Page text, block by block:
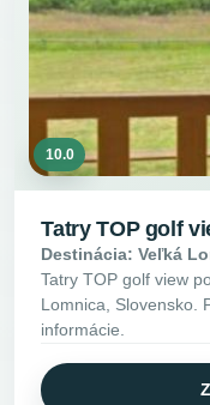
10.0
Tatry TOP golf
Destinácia: Veľká
Tatry TOP golf view
Lomnica, Slovensko.
informácie.